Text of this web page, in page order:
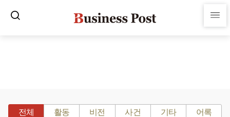
전체 활동 비전 사건 기타 어록